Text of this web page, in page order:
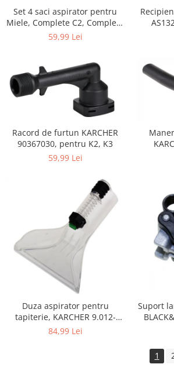
Drone si Accesorii
Home Cinema & Audio
Playere, Boxe & Casti
Televizoare & accesorii
Bacanie
Ambalaje cadouri
Curatenie si intretinere
Set 4 saci aspirator pentru
Miele, Complete C2, Complete
C3, Classic C1, S8, S5, S2,
59,99 Lei
Racord de furtun KARCHER
90367030, pentru K2, K3
59,99 Lei
Duza aspirator pentru
tapiterie, KARCHER 9.012-
278.0, SE4001, SE4002, SE5100
84,99 Lei
Suport
1